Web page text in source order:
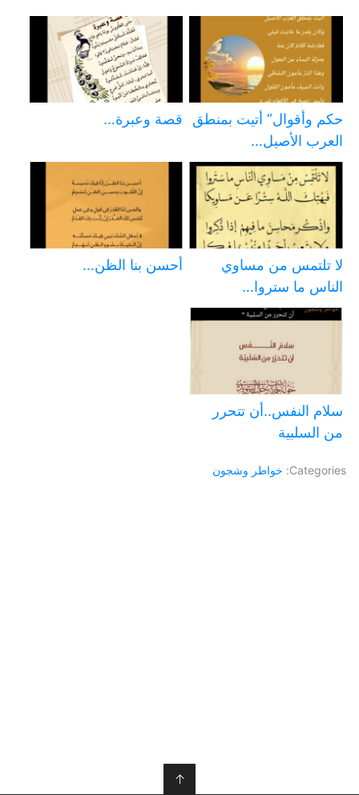
حكم وأقوال” أتيت بمنطق
العرب الأصيل…
قصة وعبرة…
لا تلتمس من مساوي
الناس ما ستروا…
أحسن بنا الظن…
سلام النفس..أن تتحرر
من السلبية
Categories: خواطر وشجون
↑